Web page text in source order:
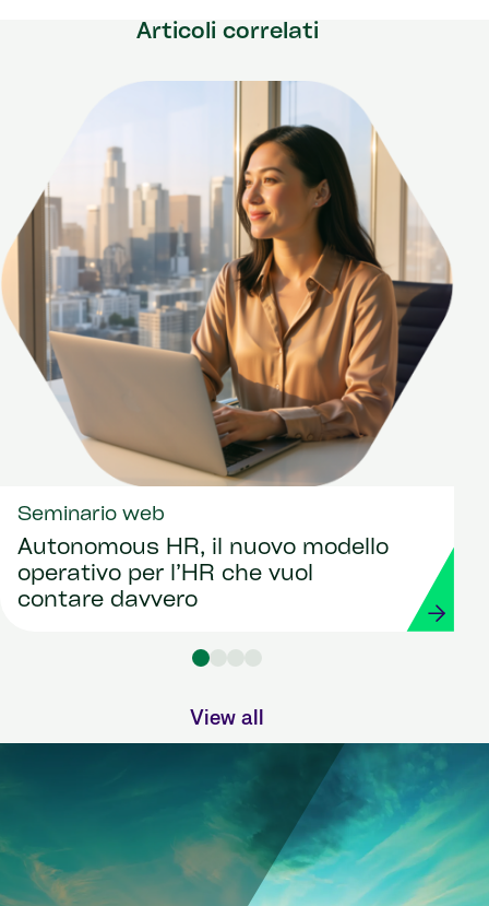
Articoli correlati
Seminario web
Autonomous HR, il nuovo modello
operativo per l’HR che vuol
contare davvero
View all